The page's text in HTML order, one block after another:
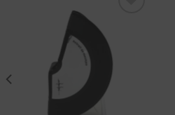
alla lista